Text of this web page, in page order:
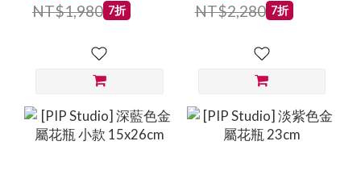
NT$1,980 7折
NT$2,280 7折